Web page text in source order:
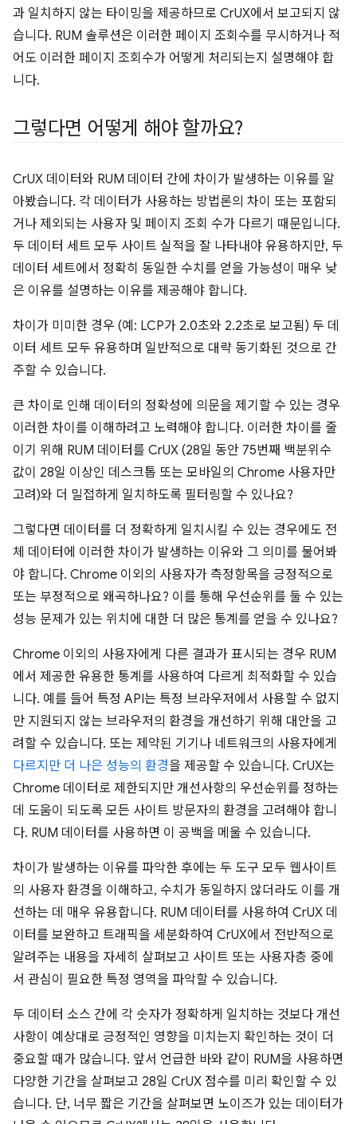
과 일치하지 않는 타이밍을 제공하므로 CrUX에서 보고되지 않
습니다. RUM 솔루션은 이러한 페이지 조회수를 무시하거나 적
어도 이러한 페이지 조회수가 어떻게 처리되는지 설명해야 합
니다.
그렇다면 어떻게 해야 할까요?
CrUX 데이터와 RUM 데이터 간에 차이가 발생하는 이유를 알
아봤습니다. 각 데이터가 사용하는 방법론의 차이 또는 포함되
거나 제외되는 사용자 및 페이지 조회 수가 다르기 때문입니다.
두 데이터 세트 모두 사이트 실적을 잘 나타내야 유용하지만, 두
데이터 세트에서 정확히 동일한 수치를 얻을 가능성이 매우 낮
은 이유를 설명하는 이유를 제공해야 합니다.
차이가 미미한 경우 (예: LCP가 2.0초와 2.2초로 보고됨) 두 데
이터 세트 모두 유용하며 일반적으로 대략 동기화된 것으로 간
주할 수 있습니다.
큰 차이로 인해 데이터의 정확성에 의문을 제기할 수 있는 경우
이러한 차이를 이해하려고 노력해야 합니다. 이러한 차이를 줄
이기 위해 RUM 데이터를 CrUX (28일 동안 75번째 백분위수
값이 28일 이상인 데스크톱 또는 모바일의 Chrome 사용자만
고려)와 더 밀접하게 일치하도록 필터링할 수 있나요?
그렇다면 데이터를 더 정확하게 일치시킬 수 있는 경우에도 전
체 데이터에 이러한 차이가 발생하는 이유와 그 의미를 물어봐
야 합니다. Chrome 이외의 사용자가 측정항목을 긍정적으로
또는 부정적으로 왜곡하나요? 이를 통해 우선순위를 둘 수 있는
성능 문제가 있는 위치에 대한 더 많은 통계를 얻을 수 있나요?
Chrome 이외의 사용자에게 다른 결과가 표시되는 경우 RUM
에서 제공한 유용한 통계를 사용하여 다르게 최적화할 수 있습
니다. 예를 들어 특정 API는 특정 브라우저에서 사용할 수 없지
만 지원되지 않는 브라우저의 환경을 개선하기 위해 대안을 고
려할 수 있습니다. 또는 제약된 기기나 네트워크의 사용자에게
다르지만 더 나은 성능의 환경을 제공할 수 있습니다. CrUX는
Chrome 데이터로 제한되지만 개선사항의 우선순위를 정하는
데 도움이 되도록 모든 사이트 방문자의 환경을 고려해야 합니
다. RUM 데이터를 사용하면 이 공백을 메울 수 있습니다.
차이가 발생하는 이유를 파악한 후에는 두 도구 모두 웹사이트
의 사용자 환경을 이해하고, 수치가 동일하지 않더라도 이를 개
선하는 데 매우 유용합니다. RUM 데이터를 사용하여 CrUX 데
이터를 보완하고 트래픽을 세분화하여 CrUX에서 전반적으로
알려주는 내용을 자세히 살펴보고 사이트 또는 사용자층 중에
서 관심이 필요한 특정 영역을 파악할 수 있습니다.
두 데이터 소스 간에 각 숫자가 정확하게 일치하는 것보다 개선
사항이 예상대로 긍정적인 영향을 미치는지 확인하는 것이 더
중요할 때가 많습니다. 앞서 언급한 바와 같이 RUM을 사용하면
다양한 기간을 살펴보고 28일 CrUX 점수를 미리 확인할 수 있
습니다. 단, 너무 짧은 기간을 살펴보면 노이즈가 있는 데이터가